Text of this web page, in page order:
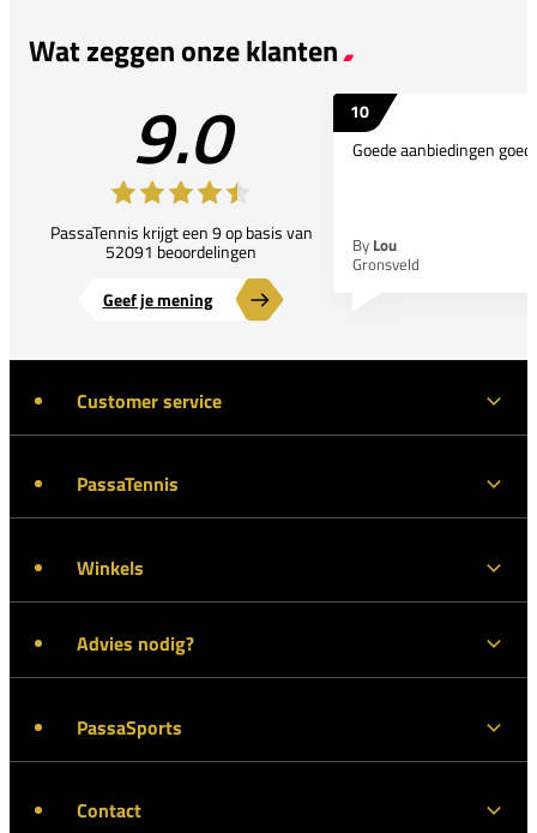
Wat zeggen onze klanten
9.0
PassaTennis krijgt een 9 op basis van
52091 beoordelingen
Geef je mening
10
Goede aanbiedingen
By Lou
Gronsveld
Customer service
PassaTennis
Winkels
Advies nodig?
PassaSports
Contact